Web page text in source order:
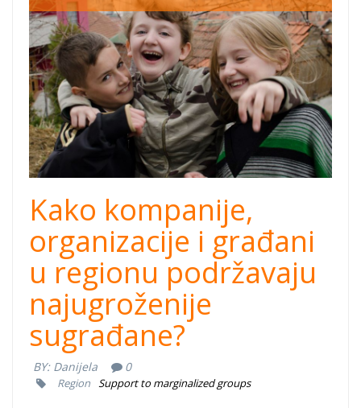
ugrozeni-
listicle.jpg
Kako kompanije,
organizacije i građani
u regionu podržavaju
najugroženije
sugrađane?
BY: Danijela 0
Region Support to marginalized groups